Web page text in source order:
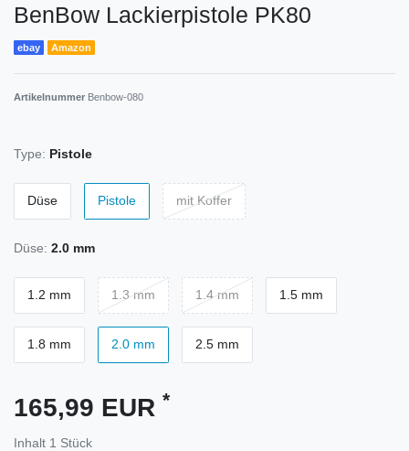
BenBow Lackierpistole PK80
ebay Amazon
Artikelnummer Benbow-080
Type: Pistole
Düse Pistole mit Koffer
Düse: 2.0 mm
1.2 mm 1.3 mm 1.4 mm 1.5 mm
1.8 mm 2.0 mm 2.5 mm
165,99 EUR *
Inhalt 1 Stück